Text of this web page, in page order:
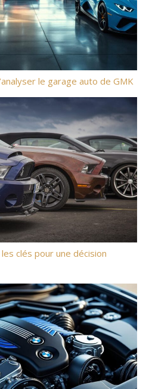
le garage auto de GMK
clés pour une décision